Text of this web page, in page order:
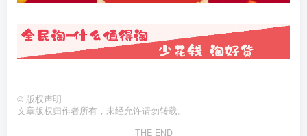
© 版权声明
文章版权归作者所有，未经允许请勿转载。
THE END